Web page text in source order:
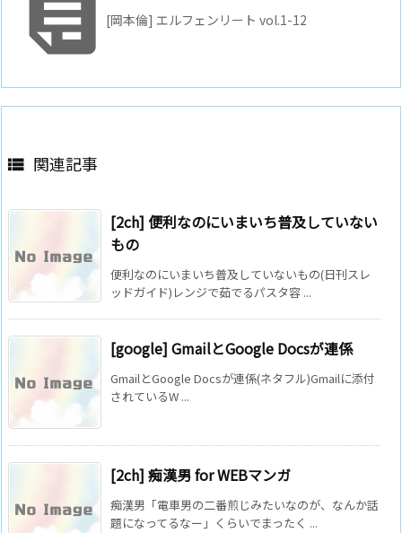
[岡本倫] エルフェンリート vol.1-12
 関連記事
[2ch] 便利なのにいまいち普及していない
もの
便利なのにいまいち普及していないもの(日刊スレ
ッドガイド)レンジで茹でるパスタ容 ...
[google] GmailとGoogle Docsが連係
GmailとGoogle Docsが連係(ネタフル)Gmailに添付
されているW ...
[2ch] 痴漢男 for WEBマンガ
痴漢男「電車男の二番煎じみたいなのが、なんか話
題になってるなー」くらいでまったく ...